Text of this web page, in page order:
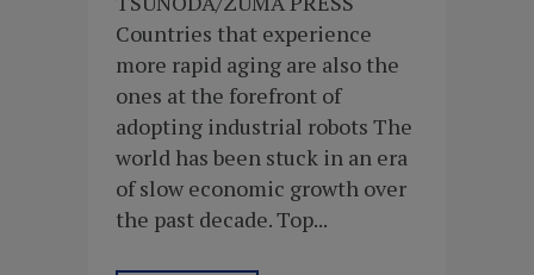
Countries that experience
more rapid aging are also the
ones at the forefront of
adopting industrial robots The
world has been stuck in an era
of slow economic growth over
the past decade. Top...